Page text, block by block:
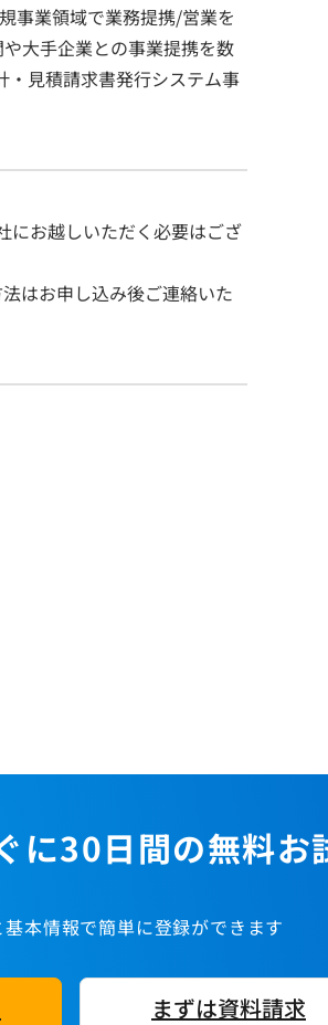
事業領域で業務提携/営業を
大手企業との事業提携を数
・見積請求書発行システム事
お越しいただく必要はござ
はお申し込み後ご連絡いた
30日間の無料お
本情報で簡単に登録ができます
まずは資料請求